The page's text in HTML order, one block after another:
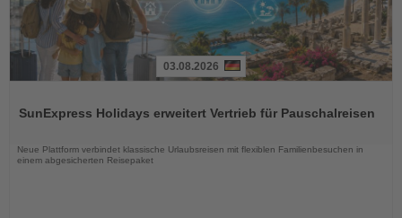
die
03.08.2026
SunExpress Holidays erweitert Vertrieb für Pauschalreisen
Neue Plattform verbindet klassische Urlaubsreisen mit flexiblen Familienbesuchen in
einem abgesicherten Reisepaket